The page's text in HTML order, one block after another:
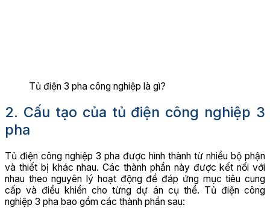
Tủ điện 3 pha công nghiệp là gì?
2. Cấu tạo của tủ điện công nghiệp 3
pha
Tủ điện công nghiệp 3 pha được hình thành từ nhiều bộ phận
và thiết bị khác nhau. Các thành phần này được kết nối với
nhau theo nguyên lý hoạt động để đáp ứng mục tiêu cung
cấp và điều khiển cho từng dự án cụ thể. Tủ điện công
nghiệp 3 pha bao gồm các thành phần sau: